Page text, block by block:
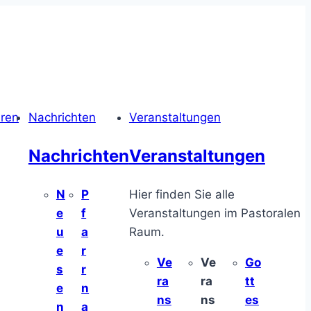
Nachrichten
Nachrichten
N
e
u
e
s
e
n
P
f
a
r
r
n
a
Veranstaltungen
Veranstaltungen
Hier finden Sie alle
Veranstaltungen im Pastoralen
Raum.
Ve
ra
ns
Ve
ra
ns
Go
tt
es